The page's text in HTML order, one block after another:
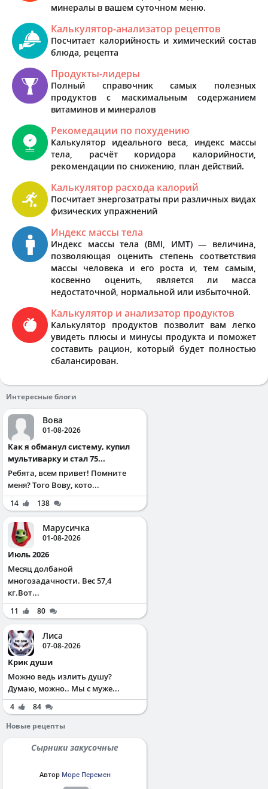
минералы в вашем суточном меню.
Калькулятор-анализатор рецептов
Посчитает калорийность и химический состав
блюда, рецепта
Продукты-лидеры
Полный справочник самых полезных
продуктов с маскимальным содержанием
витаминов и минералов
Рекомедации по похудению
Калькулятор идеального веса, индекс массы
тела, расчёт коридора калорийности,
рекомендации по снижению, план действий.
Калькулятор расхода калорий
Посчитает энергозатраты при различных видах
физических упражнений
Индекс массы тела
Индекс массы тела (BMI, ИМТ) — величина,
позволяющая оценить степень соответствия
массы человека и его роста и, тем самым,
косвенно оценить, является ли масса
недостаточной, нормальной или избыточной.
Калькулятор и анализатор продуктов
Калькулятор продуктов позволит вам легко
увидеть плюсы и минусы продукта и поможет
составить рацион, который будет полностью
сбалансирован.
Интересные блоги
Вова
01-08-2026
Как я обманул систему, купил
мультиварку и стал 75...
Ребята, всем привет! Помните
меня? Того Вову, кото...
14 138
Марусичка
01-08-2026
Июль 2026
Месяц долбаной
многозадачности. Вес 57,4
кг.Вот...
11 80
Лиса
07-08-2026
Крик души
Можно ведь излить душу?
Думаю, можно.. Мы с муже...
4
84
Новые рецепты
Сырники закусочные
Автор Море Перемен